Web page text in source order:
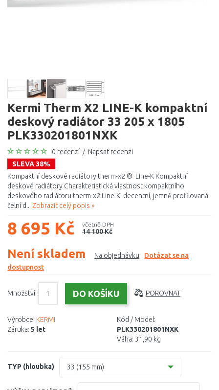
Kermi Therm X2 LINE-K kompaktní
deskový radiátor 33 205 x 1805
PLK330201801NXK
0 recenzí / Napsat recenzi
SLEVA 38%
Kompaktní deskové radiátory therm-x2 ® Line-K Kompaktní
deskové radiátory Charakteristická vlastnost kompaktního
deskového radiátoru therm-x2 Line-K: decentní, jemně profilovaná
čelní d... Zobrazit celý popis »
8 695 Kč včetně DPH
14 100 Kč
Není skladem Na objednávku
Dotázat se na
dostupnost
Množství: POROVNAT
Výrobce: KERMI
Záruka: 5 let
Kód / Model:
PLK330201801NXK
Váha: 31,90 kg
TYP (hloubka) 33 (155 mm)
10 (61 mm)